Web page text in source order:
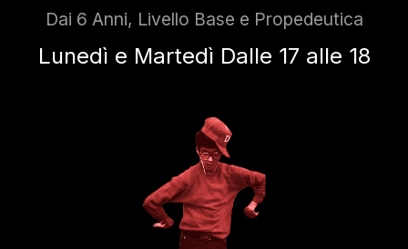
Dai 6 Anni, Livello Base e Propedeutica
Lunedì e Martedì Dalle 17 alle 18